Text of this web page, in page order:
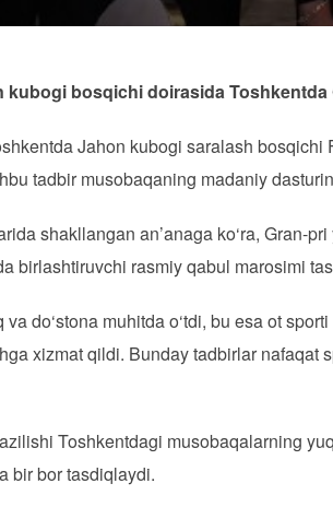
kubogi bosqichi doirasida Toshkentda
Jahon kubogi saralash
tadbir musobaqaning madaniy
shakllangan an’anaga ko‘ra, Gran-
birlashtiruvchi rasmiy qabul marosimi
do‘stona muhitda o‘tdi, bu esa ot
xizmat qildi. Bunday tadbirlar
Toshkentdagi musobaqalarning
bir bor tasdiqlaydi.